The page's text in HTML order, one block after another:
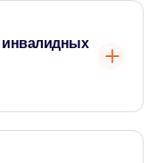
инвалидных
для гостей с